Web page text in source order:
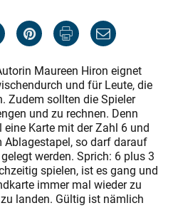
Maureen Hiron eignet
und für Leute, die
Zudem sollten die Spieler
und zu rechnen. Denn
Karte mit der Zahl 6 und
Ablagestapel, so darf darauf
werden. Sprich: 6 plus 3
spielen, ist es gang und
immer mal wieder zu
landen. Gültig ist nämlich